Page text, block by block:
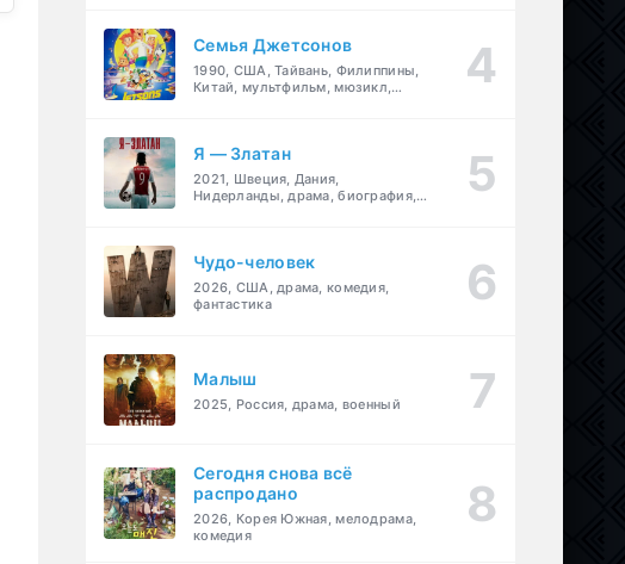
Семья Джетсонов
1990, США, Тайвань, Филиппины,
Китай, мультфильм, мюзикл,
Я — Златан
2021, Швеция, Дания,
Нидерланды, драма, биография,
Чудо-человек
2026, США, драма, комедия,
фантастика
Малыш
2025, Россия, драма, военный
Сегодня снова всё
распродано
2026, Корея Южная, мелодрама,
комедия